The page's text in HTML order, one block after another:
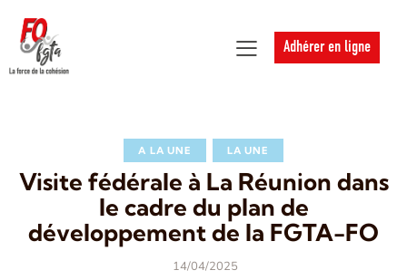
Adhérer en ligne
A LA UNE LA UNE
Visite fédérale à La Réunion dans
le cadre du plan de
développement de la FGTA-FO
14/04/2025